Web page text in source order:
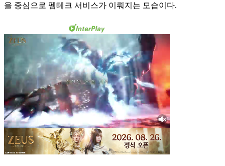
을 중심으로 펨테크 서비스가 이뤄지는 모습이다.